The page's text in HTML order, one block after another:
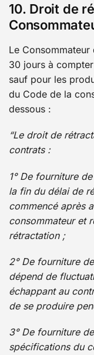
10. Droit de
Le
30 jours à
sauf pour les
du Code de la
dessous :
“Le droit de
contrats :
1° De fourniture
la fin du délai de
commencé après
consommateur et
rétractation ;
2° De fourniture
dépend de
échappant au
de se produire
3° De fourniture
spécifications du